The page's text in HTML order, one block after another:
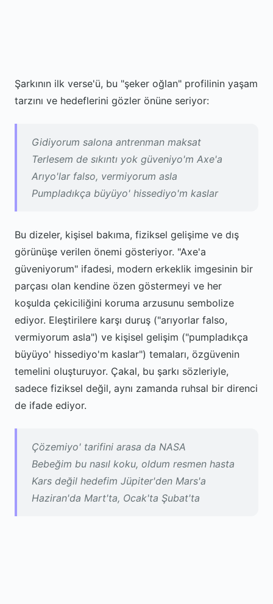
Şarkının ilk verse'ü, bu "şeker oğlan" profilinin yaşam
tarzını ve hedeflerini gözler önüne seriyor:
Gidiyorum salona antrenman maksat
Terlesem de sıkıntı yok güveniyo'm Axe'a
Arıyo'lar falso, vermiyorum asla
Pumpladıkça büyüyo' hissediyo'm kaslar
Bu dizeler, kişisel bakıma, fiziksel gelişime ve dış
görünüşe verilen önemi gösteriyor. "Axe'a
güveniyorum" ifadesi, modern erkeklik imgesinin bir
parçası olan kendine özen göstermeyi ve her
koşulda çekiciliğini koruma arzusunu sembolize
ediyor. Eleştirilere karşı duruş ("arıyorlar falso,
vermiyorum asla") ve kişisel gelişim ("pumpladıkça
büyüyo' hissediyo'm kaslar") temaları, özgüvenin
temelini oluşturuyor. Çakal, bu şarkı sözleriyle,
sadece fiziksel değil, aynı zamanda ruhsal bir direnci
de ifade ediyor.
Çözemiyo' tarifini arasa da NASA
Bebeğim bu nasıl koku, oldum resmen hasta
Kars değil hedefim Jüpiter'den Mars'a
Haziran'da Mart'ta, Ocak'ta Şubat'ta